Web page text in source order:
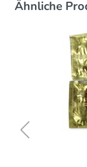
Ähnliche